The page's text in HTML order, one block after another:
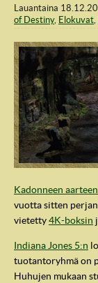
Lauantaina
of Destiny, Elokuvat,
Kadonneen
vuotta sitten
vietetty4K-boksin
Indiana Jones 5:n
tuotantoryhmä on
Huhujen mukaan